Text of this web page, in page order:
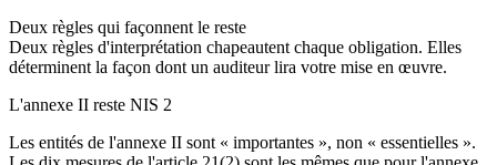
Deux règles qui façonnent le reste
Deux règles d'interprétation chapeautent chaque obligation. Elles
déterminent la façon dont un auditeur lira votre mise en œuvre.
L'annexe II reste NIS 2
Les entités de l'annexe II sont « importantes », non « essentielles ».